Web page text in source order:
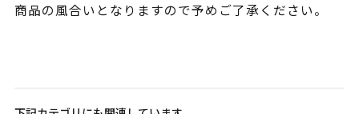
商品の風合いとなりますので予めご了承ください。